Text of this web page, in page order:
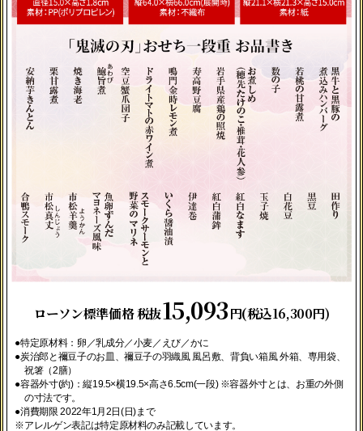
ローソン標準価格 税抜15,093円(税込16,300円)
●特定原材料：卵／乳成分／小麦／えび／かに
●炭治郎と禰󠄀豆子のお皿、禰󠄀豆子の羽織風 風呂敷、背負い箱風 外箱、専用袋、
祝箸（2膳）
●容器外寸(約)：縦19.5×横19.5×高さ6.5cm(一段) ※容器外寸とは、お重の外側
の寸法です。
●消費期限 2022年1月2日(日)まで
※アレルゲン表記は特定原材料のみ記載しています。